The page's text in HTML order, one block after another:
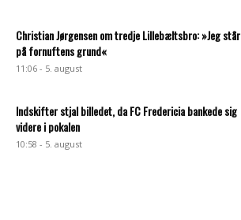
Christian Jørgensen om tredje Lillebæltsbro: »Jeg står
på fornuftens grund«
11:06 - 5. august
Indskifter stjal billedet, da FC Fredericia bankede sig
videre i pokalen
10:58 - 5. august